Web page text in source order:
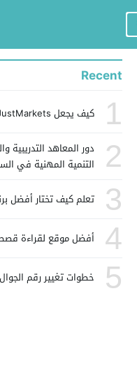
Recent
1 كيف يجعل JustMarkets تداول الفوركس أسهل وأكثر أمانًا
2
دور المعاهد التدريبية
التنمية المهنية في
3 تعلم كيف تختار أفضل
4 أفضل موقع لقراءة قصص
5 خطوات تغيير رقم